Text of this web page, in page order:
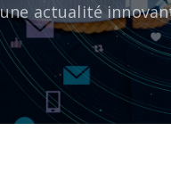
une actualité